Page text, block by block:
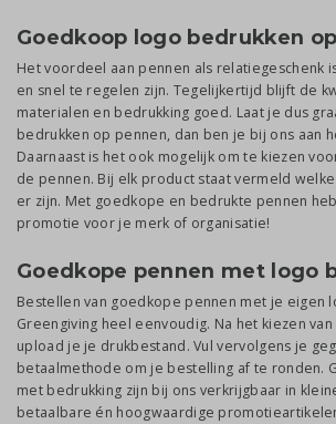
Goedkoop logo bedrukken
Het voordeel aan pennen als relatiegeschenk
en snel te regelen zijn. Tegelijkertijd blijft de
materialen en bedrukking goed. Laat je dus
bedrukken op pennen, dan ben je bij ons aan
Daarnaast is het ook mogelijk om te kiezen
de pennen. Bij elk product staat vermeld
er zijn. Met goedkope en bedrukte pennen
promotie voor je merk of organisatie!
Goedkope pennen met logo
Bestellen van goedkope pennen met je eigen
Greengiving heel eenvoudig. Na het kiezen
upload je je drukbestand. Vul vervolgens je
betaalmethode om je bestelling af te ronden.
met bedrukking zijn bij ons verkrijgbaar in
betaalbare én hoogwaardige